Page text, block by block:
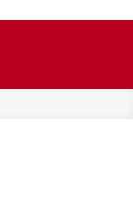
応｜24時間予約可